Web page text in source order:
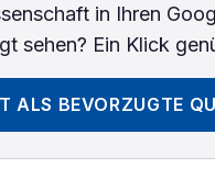
in Ihren
sehen? Ein Klick
ALS BEVORZUGTE